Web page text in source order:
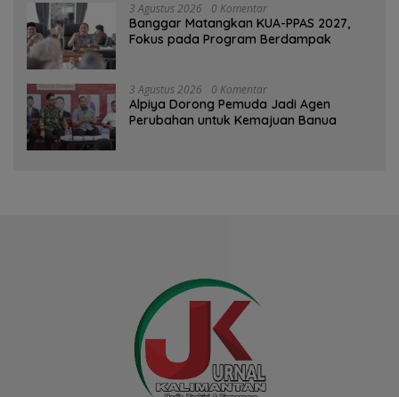
3 Agustus 2026 0 Komentar
‎Banggar Matangkan KUA-PPAS 2027,
Fokus pada Program Berdampak
3 Agustus 2026 0 Komentar
‎Alpiya Dorong Pemuda Jadi Agen
Perubahan untuk Kemajuan Banua ‎